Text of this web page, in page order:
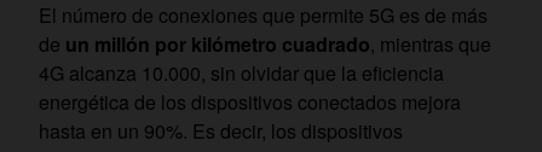
El número de conexiones que permite 5G es de más
de un millón por kilómetro cuadrado, mientras que
4G alcanza 10.000, sin olvidar que la eficiencia
energética de los dispositivos conectados mejora
hasta en un 90%. Es decir, los dispositivos